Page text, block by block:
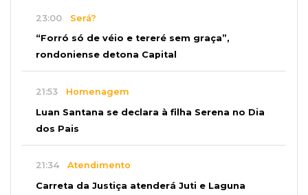
23:00 Será?
“Forró só de véio e tereré sem graça”,
rondoniense detona Capital
21:53 Homenagem
Luan Santana se declara à filha Serena no Dia
dos Pais
21:34 Atendimento
Carreta da Justiça atenderá Juti e Laguna